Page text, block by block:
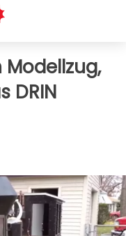
DRIN